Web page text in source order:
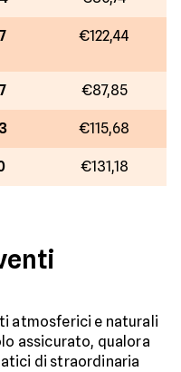
€122,44
€87,85
€115,68
€131,18
atmosferici e naturali
assicurato, qualora
di straordinaria